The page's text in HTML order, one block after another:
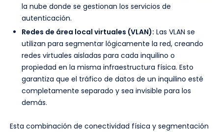
la nube donde se gestionan los servicios de
autenticación.
Redes de área local virtuales (VLAN): Las VLAN se
utilizan para segmentar lógicamente la red, creando
redes virtuales aisladas para cada inquilino o
propiedad en la misma infraestructura física. Esto
garantiza que el tráfico de datos de un inquilino esté
completamente separado y sea invisible para los
demás.
Esta combinación de conectividad física y segmentación